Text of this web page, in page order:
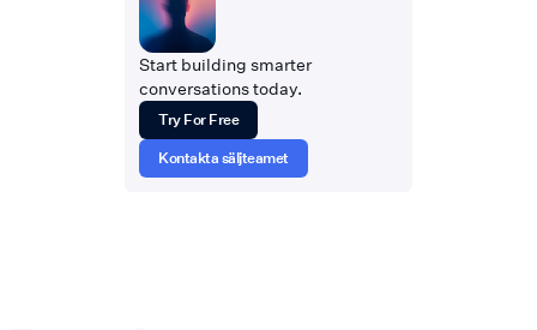
Start building smarter
conversations today.
Try For Free
Kontakta säljteamet